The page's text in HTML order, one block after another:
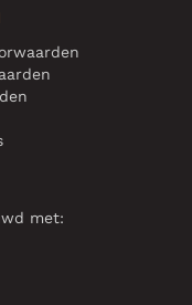
met: